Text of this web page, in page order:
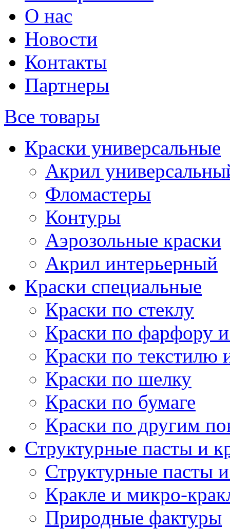
О нас
Новости
Контакты
Партнеры
Все товары
Краски универсальные
Акрил
Фломастеры
Контуры
Аэрозольные краски
Акрил интерьерный
Краски специальные
Краски по стеклу
Краски по фарфору
Краски по текстилю
Краски по шелку
Краски по бумаге
Краски по другим
Структурные пасты и
Структурные пасты
Кракле и микро-
Природные фактуры